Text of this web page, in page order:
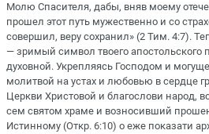
Молю Спасителя, дабы, вняв моему
прошел этот путь мужественно и со
совершил, веру сохранил» (2 Тим. 4:7).
— зримый символ твоего апостольского
духовной. Укрепляясь Господом и
молитвой на устах и любовью в сердце
Церкви Христовой и благослови народ,
сем святом храме и возносивший
Истинному (Откр. 6:10) о еже показати